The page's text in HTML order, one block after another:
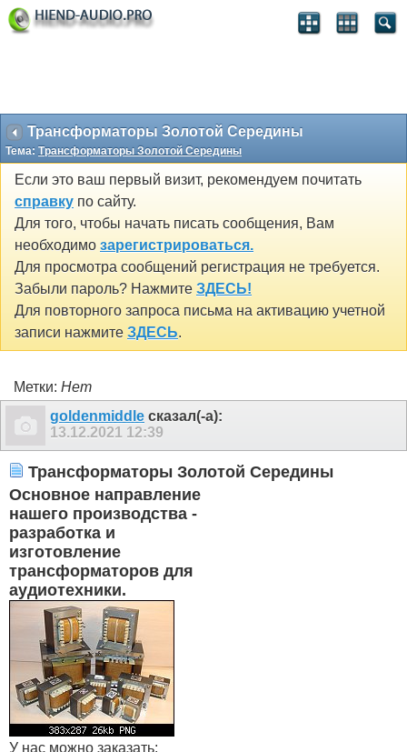
Трансформаторы Золотой Середины
Тема: Трансформаторы Золотой Середины
Если это ваш первый визит, рекомендуем почитать
справку по сайту.
Для того, чтобы начать писать сообщения, Вам
необходимо зарегистрироваться.
Для просмотра сообщений регистрация не требуется.
Забыли пароль? Нажмите ЗДЕСЬ!
Для повторного запроса письма на активацию учетной
записи нажмите ЗДЕСЬ.
Метки: Нет
goldenmiddle сказал(-а):
13.12.2021 12:39
Трансформаторы Золотой Середины
Основное направление
нашего производства -
разработка и
изготовление
трансформаторов для
аудиотехники.
У нас можно заказать: